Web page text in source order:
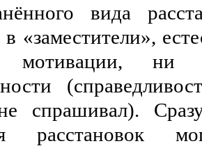
вида
в «заместители»,
ни о
спрашивал).
расстановок